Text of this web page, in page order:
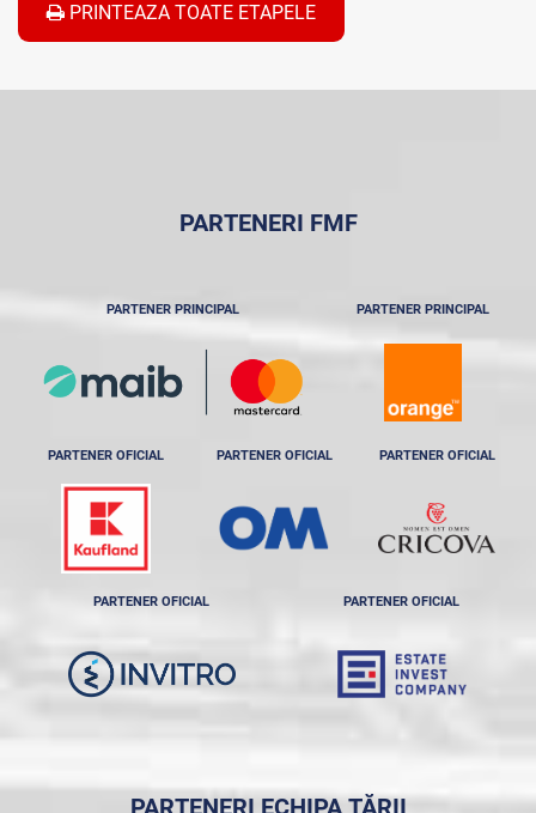
PRINTEAZA TOATE ETAPELE
PARTENERI FMF
PARTENER PRINCIPAL PARTENER PRINCIPAL
PARTENER OFICIAL PARTENER OFICIAL PARTENER OFICIAL
PARTENER OFICIAL PARTENER OFICIAL
PARTENERI ECHIPA ȚĂRII